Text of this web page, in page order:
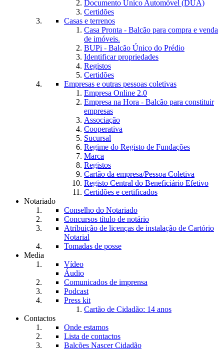
Documento Único Automóvel (DUA)
Certidões
Casas e terrenos
Casa Pronta - Balcão para compra e venda
de imóveis.
BUPi - Balcão Único do Prédio
Identificar propriedades
Registos
Certidões
Empresas e outras pessoas coletivas
Empresa Online 2.0
Empresa na Hora - Balcão para constituir
empresas
Associação
Cooperativa
Sucursal
Regime do Registo de Fundações
Marca
Registos
Cartão da empresa/Pessoa Coletiva
Registo Central do Beneficiário Efetivo
Certidões e certificados
Notariado
Conselho do Notariado
Concursos título de notário
Atribuição de licenças de instalação de Cartório
Notarial
Tomadas de posse
Media
Vídeo
Áudio
Comunicados de imprensa
Podcast
Press kit
Cartão de Cidadão: 14 anos
Contactos
Onde estamos
Lista de contactos
Balcões Nascer Cidadão